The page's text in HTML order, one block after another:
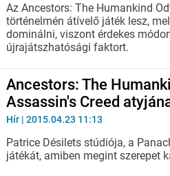
Az Ancestors: The Humankind
történelmén átívelő játék lesz,
dominálni, viszont érdekes
újrajátszhatósági faktort.
Ancestors: The
Assassin's Creed
Hír | 2015.04.23 11:13
Patrice Désilets stúdiója, a
játékát, amiben megint szerepet